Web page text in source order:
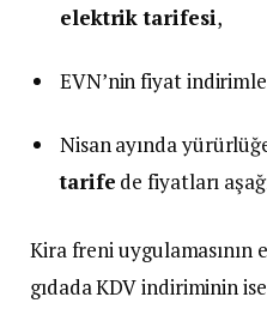
elektrik tarifesi,
EVN’nin fiyat
Nisan ayında
tarife de fiyatları
Kira freni uygulamasının
gıdada KDV indiriminin ise